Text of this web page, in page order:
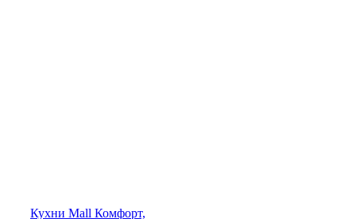
Кухни Mall Комфорт,